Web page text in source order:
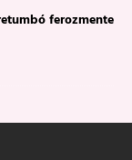
ferozmente